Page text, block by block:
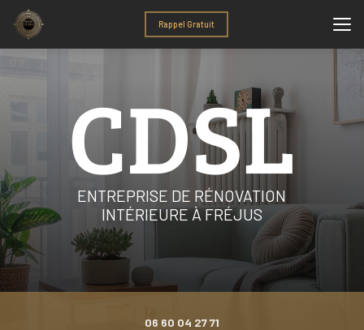
contenu
Rappel Gratuit
ENTREPRISE DE RÉNOVATION
INTÉRIEURE À FRÉJUS
06 60 04 27 71